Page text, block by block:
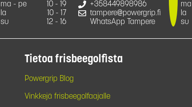
ma - pe
10 - 19
la
10 - 17
su
12 - 16
+358449898986
tampere@powergrip.fi
WhatsApp Tampere
la
su
Tietoa frisbeegolfista
Powergrip Blog
Vinkkejä frisbeegolfaajalle